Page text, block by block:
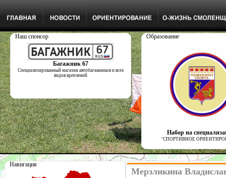
Наш спонсор
Багажник 67
Специализированный магазин автобагажников и всех
видов креплений
Образование
Набор на
"СПОРТИВНОЕ
Навигация
Мерзликина